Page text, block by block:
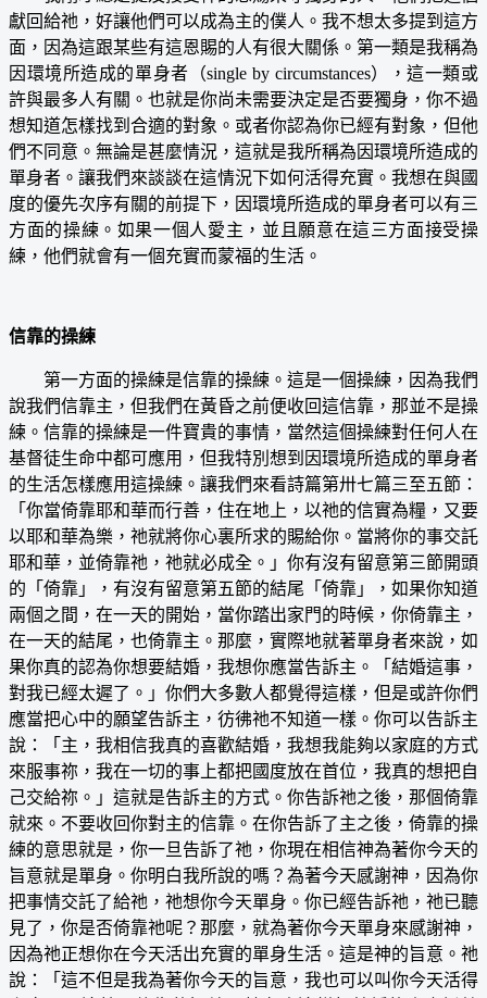
獻回給祂，好讓他們可以成為主的僕人。我不想太多提到這方
面，因為這跟某些有這恩賜的人有很大關係。第一類是我稱為
因環境所造成的單身者（single by circumstances），這一類或
許與最多人有關。也就是你尚未需要決定是否要獨身，你不過
想知道怎樣找到合適的對象。或者你認為你已經有對象，但他
們不同意。無論是甚麼情況，這就是我所稱為因環境所造成的
單身者。讓我們來談談在這情況下如何活得充實。我想在與國
度的優先次序有關的前提下，因環境所造成的單身者可以有三
方面的操練。如果一個人愛主，並且願意在這三方面接受操
練，他們就會有一個充實而蒙福的生活。
信靠的操練
第一方面的操練是信靠的操練。這是一個操練，因為我們
說我們信靠主，但我們在黃昏之前便收回這信靠，那並不是操
練。信靠的操練是一件寶貴的事情，當然這個操練對任何人在
基督徒生命中都可應用，但我特別想到因環境所造成的單身者
的生活怎樣應用這操練。讓我們來看詩篇第卅七篇三至五節：
「你當倚靠耶和華而行善，住在地上，以祂的信實為糧，又要
以耶和華為樂，祂就將你心裏所求的賜給你。當將你的事交託
耶和華，並倚靠祂，祂就必成全。」你有沒有留意第三節開頭
的「倚靠」，有沒有留意第五節的結尾「倚靠」，如果你知道
兩個之間，在一天的開始，當你踏出家門的時候，你倚靠主，
在一天的結尾，也倚靠主。那麼，實際地就著單身者來說，如
果你真的認為你想要結婚，我想你應當告訴主。「結婚這事，
對我已經太遲了。」你們大多數人都覺得這樣，但是或許你們
應當把心中的願望告訴主，彷彿祂不知道一樣。你可以告訴主
說：「主，我相信我真的喜歡結婚，我想我能夠以家庭的方式
來服事祢，我在一切的事上都把國度放在首位，我真的想把自
己交給祢。」這就是告訴主的方式。你告訴祂之後，那個倚靠
就來。不要收回你對主的信靠。在你告訴了主之後，倚靠的操
練的意思就是，你一旦告訴了祂，你現在相信神為著你今天的
旨意就是單身。你明白我所說的嗎？為著今天感謝神，因為你
把事情交託了給祂，祂想你今天單身。你已經告訴祂，祂已聽
見了，你是否倚靠祂呢？那麼，就為著你今天單身來感謝神，
因為祂正想你在今天活出充實的單身生活。這是神的旨意。祂
說：「這不但是我為著你今天的旨意，我也可以叫你今天活得